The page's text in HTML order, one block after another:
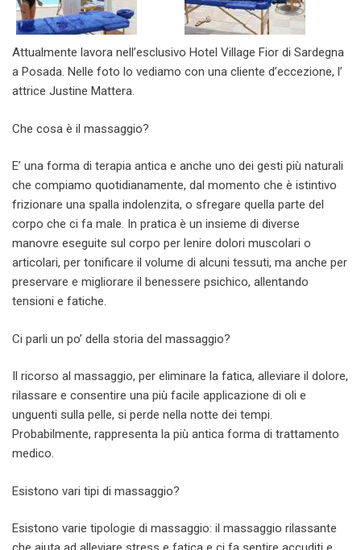
Attualmente lavora nell’esclusivo Hotel Village Fior di Sardegna
a Posada. Nelle foto lo vediamo con una cliente d’eccezione, l’
attrice Justine Mattera.
Che cosa è il massaggio?
E’ una forma di terapia antica e anche uno dei gesti più naturali
che compiamo quotidianamente, dal momento che è istintivo
frizionare una spalla indolenzita, o sfregare quella parte del
corpo che ci fa male. In pratica è un insieme di diverse
manovre eseguite sul corpo per lenire dolori muscolari o
articolari, per tonificare il volume di alcuni tessuti, ma anche per
preservare e migliorare il benessere psichico, allentando
tensioni e fatiche.
Ci parli un po’ della storia del massaggio?
Il ricorso al massaggio, per eliminare la fatica, alleviare il dolore,
rilassare e consentire una più facile applicazione di oli e
unguenti sulla pelle, si perde nella notte dei tempi.
Probabilmente, rappresenta la più antica forma di trattamento
medico.
Esistono vari tipi di massaggio?
Esistono varie tipologie di massaggio: il massaggio rilassante